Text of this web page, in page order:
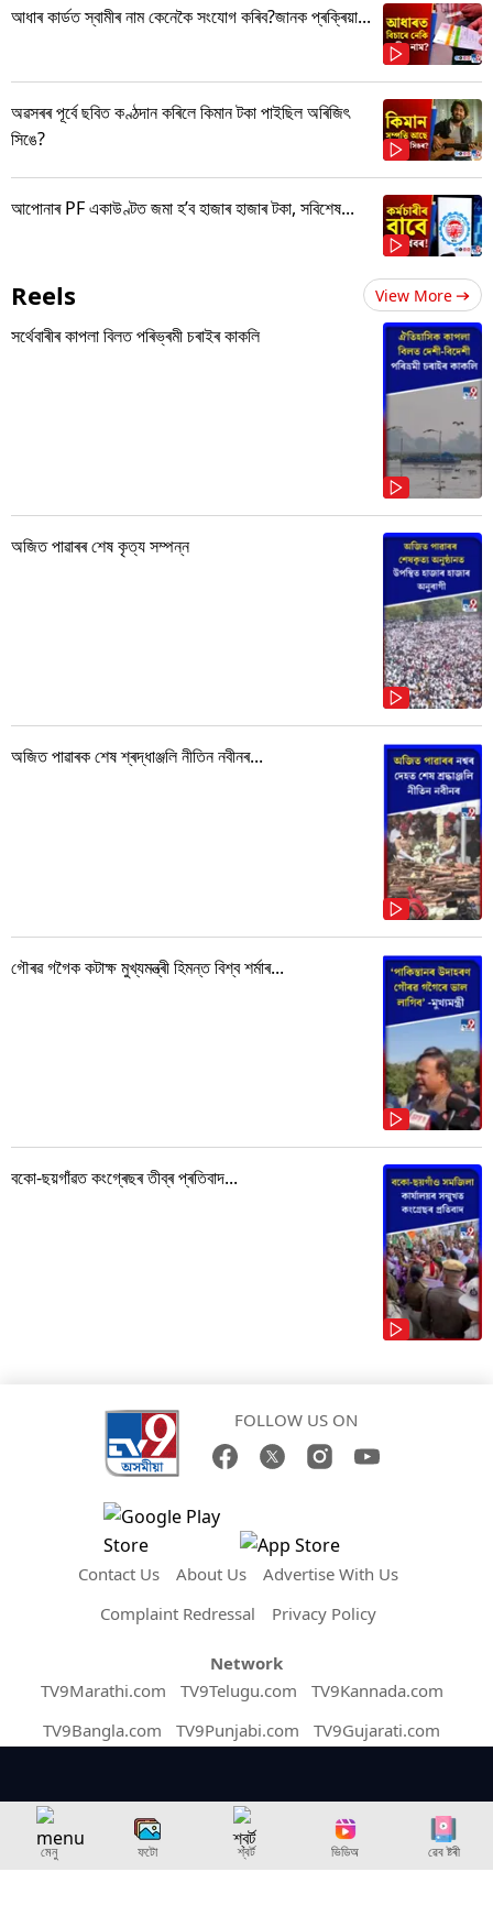
আধাৰ কাৰ্ডত স্বামীৰ নাম কেনেকৈ সংযোগ কৰিব?জানক প্ৰক্ৰিয়া...
অৱসৰৰ পূৰ্বে ছবিত কণ্ঠদান কৰিলে কিমান টকা পাইছিল অৰিজিৎ
সিঙে?
আপোনাৰ PF একাউণ্টত জমা হ’ব হাজাৰ হাজাৰ টকা, সবিশেষ...
Reels View More
সৰ্থেবাৰীৰ কাপলা বিলত পৰিভ্ৰমী চৰাইৰ কাকলি
অজিত পাৱাৰৰ শেষ কৃত্য সম্পন্ন
অজিত পাৱাৰক শেষ শ্ৰদ্ধাঞ্জলি নীতিন নবীনৰ...
গৌৰৱ গগৈক কটাক্ষ মুখ্যমন্ত্ৰী হিমন্ত বিশ্ব শৰ্মাৰ...
বকো-ছয়গাঁৱত কংগ্ৰেছৰ তীব্ৰ প্ৰতিবাদ...
FOLLOW US ON
Contact Us About Us
Advertise With Us
Complaint Redressal
Privacy Policy
Network
TV9Marathi.com
TV9Telugu.com
TV9Kannada.com
TV9Bangla.com
TV9Punjabi.com
TV9Gujarati.com
News9live.com
Tv9English.com
TV9 Uttar Pradesh
Money9live.com
মেনু ফটো শ্বৰ্ট ভিডিঅ ৱেব ষ্টৰী